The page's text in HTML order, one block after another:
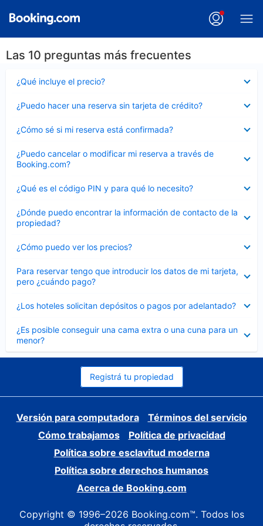
Las 10 preguntas más frecuentes
¿Qué incluye el precio?
cerrado
¿Puedo hacer una reserva sin tarjeta de crédito?
cerrado
¿Cómo sé si mi reserva está confirmada?
cerrado
¿Puedo cancelar o modificar mi reserva a través de
Booking.com?
cerrado
¿Qué es el código PIN y para qué lo necesito?
cerrado
¿Dónde puedo encontrar la información de contacto de la
propiedad?
cerrado
¿Cómo puedo ver los precios?
cerrado
Para reservar tengo que introducir los datos de mi tarjeta,
pero ¿cuándo pago?
cerrado
¿Los hoteles solicitan depósitos o pagos por adelantado?
cerrado
¿Es posible conseguir una cama extra o una cuna para un
menor?
cerrado
Registrá tu propiedad
Versión para computadora
Términos del servicio
Cómo trabajamos
Política de privacidad
Política sobre esclavitud moderna
Política sobre derechos humanos
Acerca de Booking.com
Copyright © 1996–2026 Booking.com™. Todos los